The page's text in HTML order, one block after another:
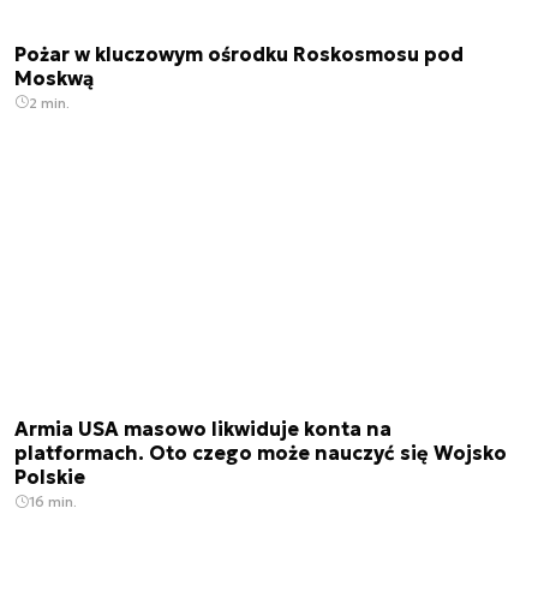
Pożar w kluczowym ośrodku Roskosmosu pod
Moskwą
2 min.
Armia USA masowo likwiduje konta na
platformach. Oto czego może nauczyć się Wojsko
Polskie
16 min.